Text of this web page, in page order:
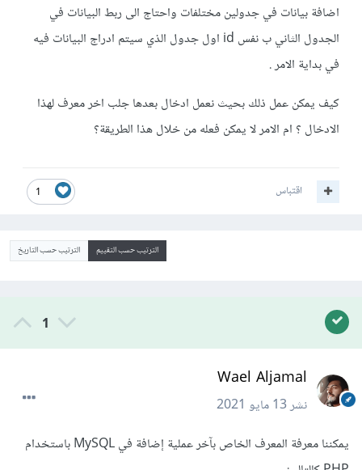
اضافة بيانات في جدولين مختلفات واحتاج الى ربط البيانات في
الجدول الثاني ب نفس id اول جدول الذي سيتم ادراج البيانات فيه
في بداية الامر .
كيف يمكن عمل ذلك بحيث نعمل ادخال بعدها جلب اخر معرف لهذا
الادخال ؟ ام الامر لا يمكن فعله من خلال هذا الطريقة؟
1 اقتباس
الترتيب حسب التقييم الترتيب حسب التاريخ
1
Wael Aljamal
نشر13 مايو 2021
يمكننا معرفة المعرف الخاص بآخر عملية إضافة في MySQL باستخدام